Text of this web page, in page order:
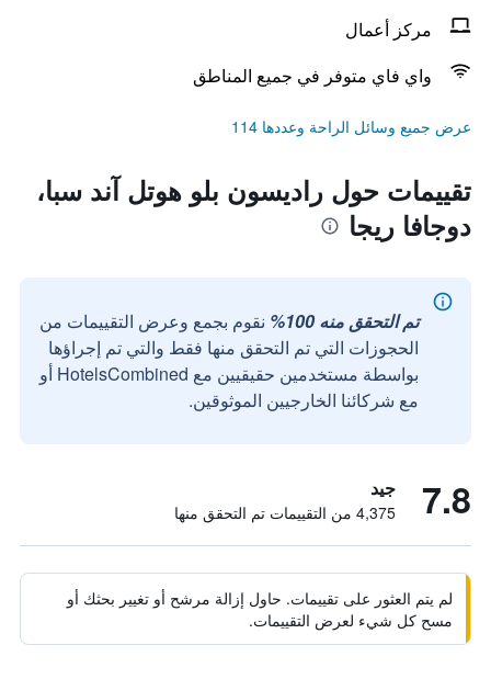
مركز أعمال
واي فاي متوفر في جميع المناطق
عرض جميع وسائل الراحة وعددها 114
تقييمات حول راديسون بلو هوتل آند سبا،
دوجافا ريجا
تم التحقق منه 100%
نقوم بجمع وعرض التقييمات من
الحجوزات التي تم التحقق منها فقط والتي تم إجراؤها
بواسطة مستخدمين حقيقيين مع HotelsCombined أو
مع شركائنا الخارجيين الموثوقين.
7.8 جيد
4,375 من التقييمات تم التحقق منها
لم يتم العثور على تقييمات. حاول إزالة مرشح أو تغيير بحثك أو
مسح كل شيء لعرض التقييمات.